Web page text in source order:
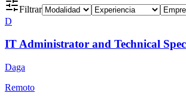
Filtrar
D
IT Administrator and Technical
Daga
Remoto